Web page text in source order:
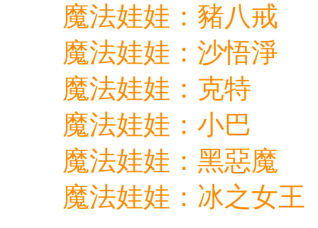
魔法娃娃：豬八戒
魔法娃娃：沙悟淨
魔法娃娃：克特
魔法娃娃：小巴
魔法娃娃：黑惡魔
魔法娃娃：冰之女王